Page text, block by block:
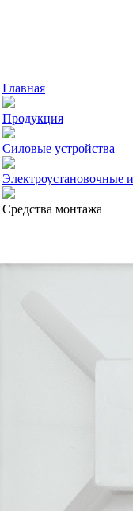
Главная
Продукция
Силовые устройства
Электроустановочные
Средства монтажа